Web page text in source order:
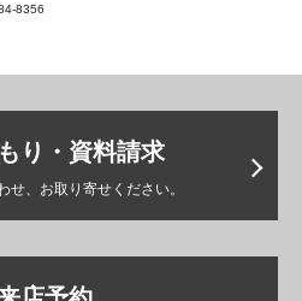
8356
り・資料請求
せ、お取り寄せください。